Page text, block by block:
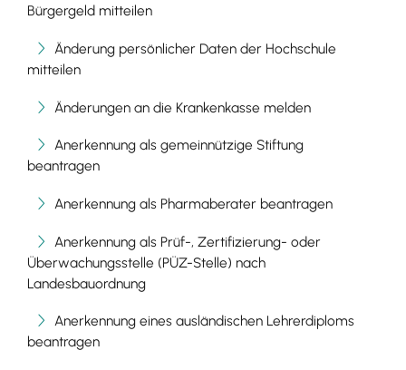
Bürgergeld mitteilen
Änderung persönlicher Daten der Hochschule
mitteilen
Änderungen an die Krankenkasse melden
Anerkennung als gemeinnützige Stiftung
beantragen
Anerkennung als Pharmaberater beantragen
Anerkennung als Prüf-, Zertifizierung- oder
Überwachungsstelle (PÜZ-Stelle) nach
Landesbauordnung
Anerkennung eines ausländischen Lehrerdiploms
beantragen